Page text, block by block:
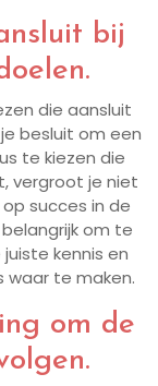
bij
die aansluit
besluit om een
te kiezen die
vergroot je niet
succes in de
om te
kennis en
te maken.
om de